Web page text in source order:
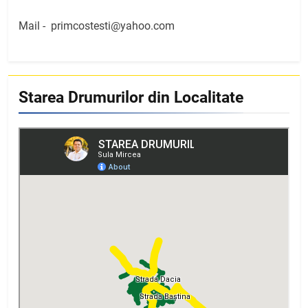
Mail - primcostesti@yahoo.com
Starea Drumurilor din Localitate